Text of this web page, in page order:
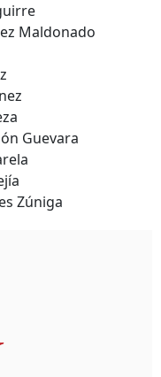
Maldonado
Guevara
Zúniga